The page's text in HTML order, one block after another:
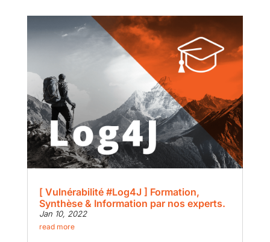
[ Vulnérabilité #Log4J ] Formation,
Synthèse & Information par nos experts.
Jan 10, 2022
read more